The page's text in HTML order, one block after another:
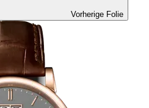
Vorherige Folie